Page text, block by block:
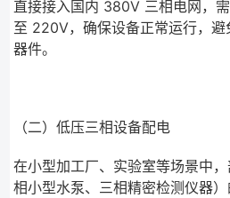
直接接入国内 380V 三相电网，
至 220V，确保设备正常运行，
器件。
（二）低压三相设备配电
在小型加工厂、实验室等场景中
相小型水泵、三相精密检测仪器